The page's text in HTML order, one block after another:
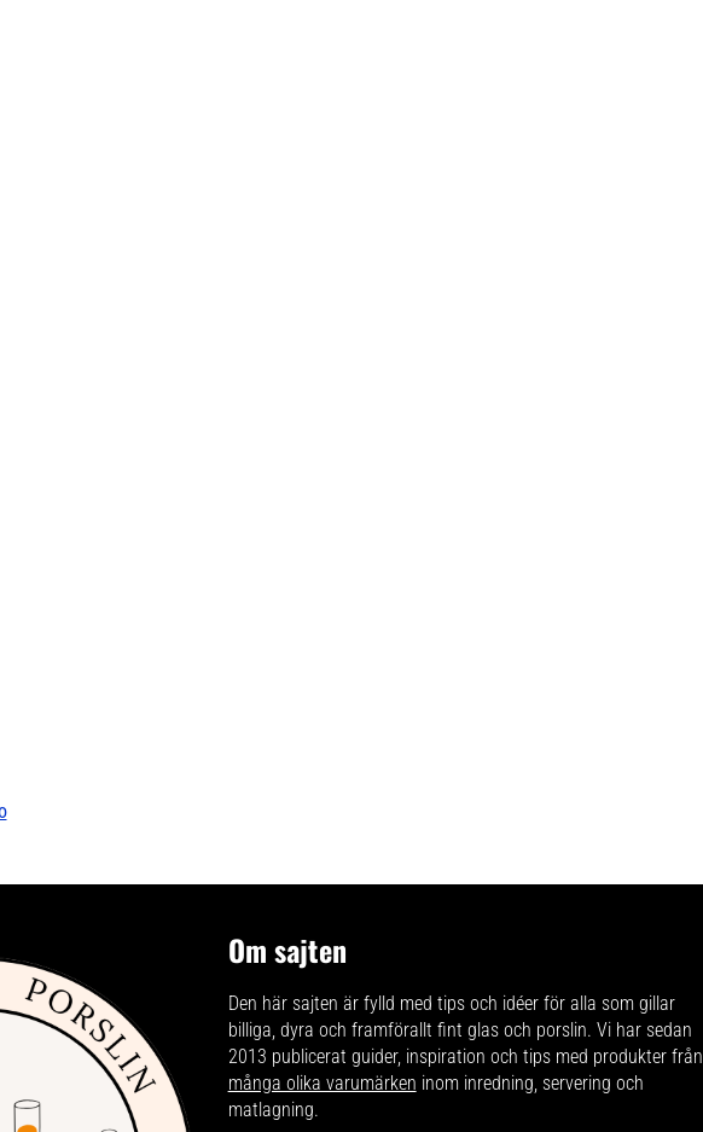
Om sajten
Den här sajten är fylld med tips och idéer för alla som gillar
billiga, dyra och framförallt fint glas och porslin. Vi har sedan
2013 publicerat guider, inspiration och tips med produkter från
många olika varumärken inom inredning, servering och
matlagning.